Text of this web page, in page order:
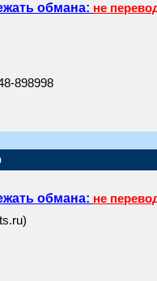
обмана: не
898998
обмана: не